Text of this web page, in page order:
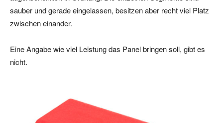
sauber und gerade eingelassen, besitzen aber recht viel Platz
zwischen einander.
Eine Angabe wie viel Leistung das Panel bringen soll, gibt es
nicht.